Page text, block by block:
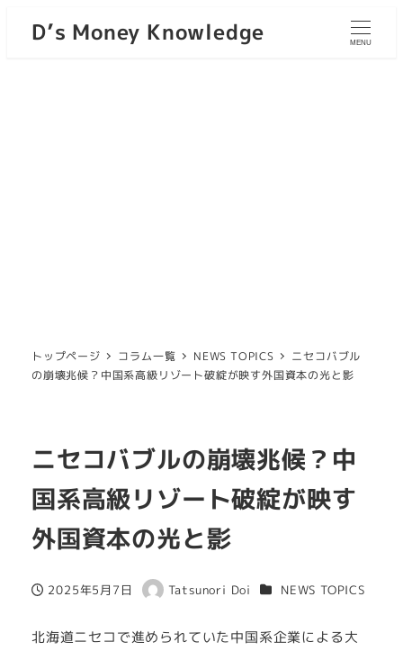
D’s Money Knowledge MENU
トップページ コラム一覧 NEWS TOPICS
ニセコバブル
の崩壊兆候？中国系高級リゾート破綻が映す外国資本の光と影
ニセコバブルの崩壊兆候？中
国系高級リゾート破綻が映す
外国資本の光と影
投稿日
2025年5月7日
著
Tatsunori Doi カテゴリー
NEWS TOPICS
北海道ニセコで進められていた中国系企業による大